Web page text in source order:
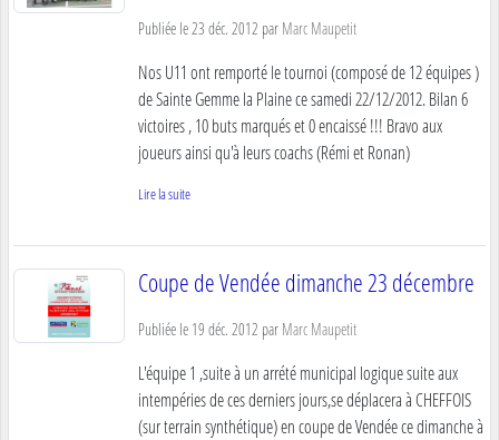
Publiée le23 déc. 2012 par Marc Maupetit
Nos U11 ont remporté le tournoi (composé de 12 équipes )
de Sainte Gemme la Plaine ce samedi 22/12/2012. Bilan 6
victoires , 10 buts marqués et 0 encaissé !!! Bravo aux
joueurs ainsi qu'à leurs coachs (Rémi et Ronan)
Lire la suite
Coupe de Vendée dimanche 23 décembre
Publiée le 19 déc. 2012 par Marc Maupetit
L'équipe 1 ,suite à un arrété municipal logique suite aux
intempéries de ces derniers jours,se déplacera à CHEFFOIS
(sur terrain synthétique) en coupe de Vendée ce dimanche à